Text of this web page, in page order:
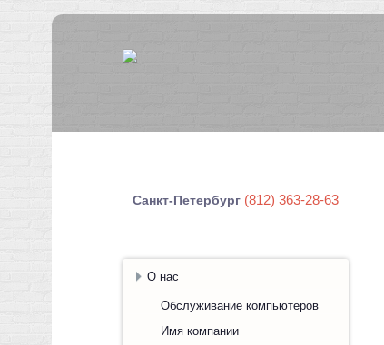
Санкт-Петербург (812) 363-28-63
О нас
Обслуживание компьютеров
Имя компании